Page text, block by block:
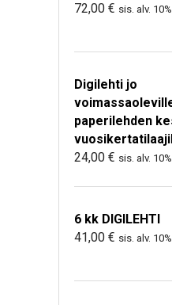
72,00 € sis. alv. 10%
Digilehti jo
paperilehden
24,00 € sis. alv. 10%
6 kk DIGILEHTI
41,00 € sis. alv. 10%